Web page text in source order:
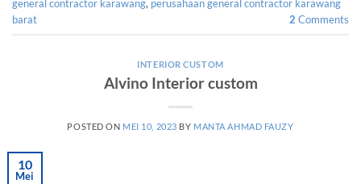
general contractor karawang, perusahaan general contractor karawang
barat
2 Comments
INTERIOR CUSTOM
Alvino Interior custom
POSTED ON MEI 10, 2023 BY MANTA AHMAD FAUZY
10
Mei